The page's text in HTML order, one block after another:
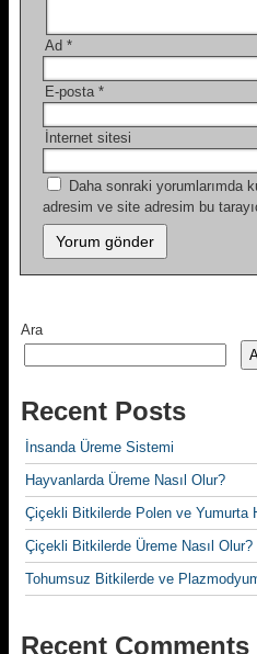
Ad *
E-posta *
İnternet sitesi
Daha sonraki yorumlarımda
adresim ve site adresim bu
Ara
Recent Posts
İnsanda Üreme Sistemi
Hayvanlarda Üreme Nasıl Olur?
Çiçekli Bitkilerde Polen ve Yumurta
Çiçekli Bitkilerde Üreme Nasıl Olur?
Tohumsuz Bitkilerde ve
Recent Comments